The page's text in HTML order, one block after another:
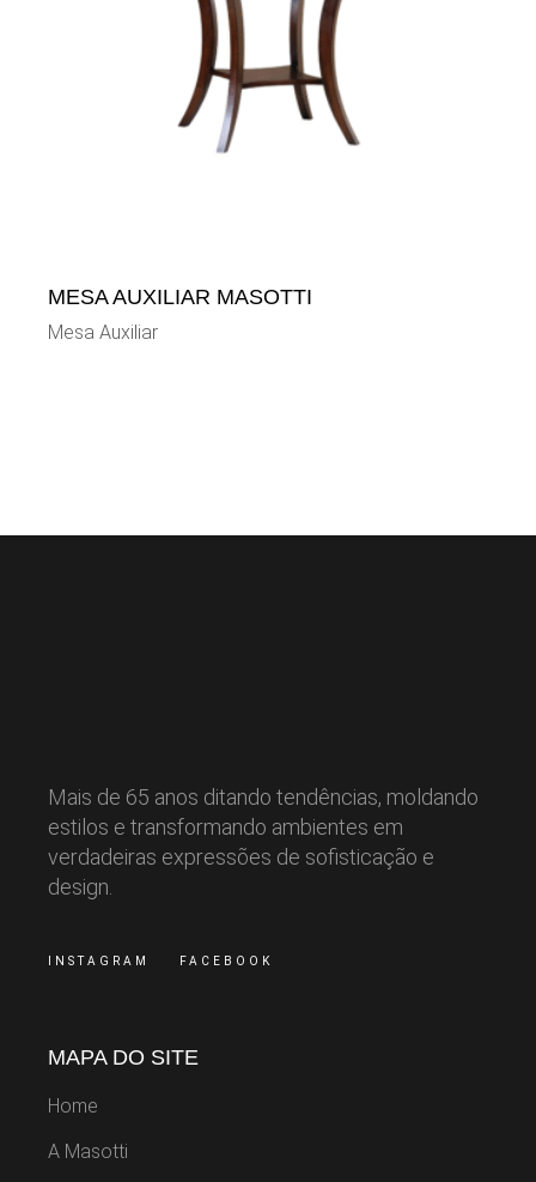
MESA AUXILIAR MASOTTI
Mesa Auxiliar
Mais de 65 anos ditando tendências, moldando
estilos e transformando ambientes em
verdadeiras expressões de sofisticação e
design.
INSTAGRAM FACEBOOK
MAPA DO SITE
Home
A Masotti